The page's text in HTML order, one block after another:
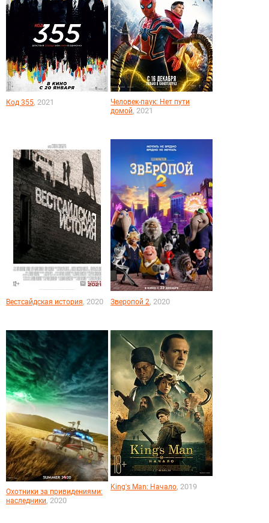
Код 355, 2021
Человек-паук: Нет пути
домой, 2021
Вестсайдская история, 2020 Зверопой 2, 2020
Охотники за привидениями:
наследники, 2020
King's Man: Начало, 2019